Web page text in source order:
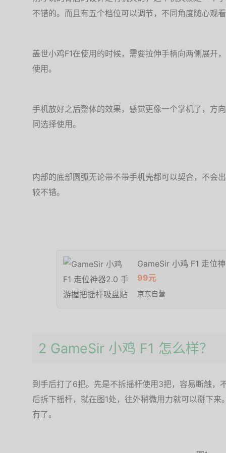
不错的。而且有五个档位可以调节，不同角度随心观
盖世小鸡F1在使用的时候，需要拉伸手柄向两侧展开
使用。
手机放好之后整体的效果，感觉更像一个掌机了，方
同选择使用。
内部的底部圆弧无论带不带手机壳都可以契合，不会
较不错。
GameSir 小鸡 F1 走位
99元
京东自营
2 GameSir 小鸡 F1 怎么样？
到手后打了6把。先是不拆摇杆使用3把，容易断触，
后拆下摇杆，就在图1处，往外稍微用力就可以掰下
有了。